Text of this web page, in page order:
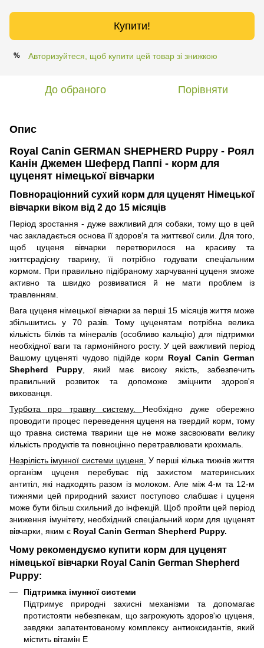
Купити!
% Авторизуйтеся, щоб купити цей товар зі знижкою
До обраного Порівняти
Опис
Royal Canin GERMAN SHEPHERD Puppy - Роял
Канін Джемен Шеферд Паппі - корм для
цуценят німецької вівчарки
Повнораціонний сухий корм для цуценят Німецької
вівчарки віком від 2 до 15 місяців
Період зростання - дуже важливий для собаки, тому що в цей
час закладається основа її здоров'я та життєвої сили. Для того,
щоб цуценя вівчарки перетворилося на красиву та
життєрадісну тварину, її потрібно годувати спеціальним
кормом. При правильно підібраному харчуванні цуценя зможе
активно та швидко розвиватися й не мати проблем із
травленням.
Вага цуценя німецької вівчарки за перші 15 місяців життя може
збільшитись у 70 разів. Тому цуценятам потрібна велика
кількість білків та мінералів (особливо кальцію) для підтримки
необхідної ваги та гармонійного росту. У цей важливий період
Вашому цуценяті чудово підійде корм Royal Canin German
Shepherd Puppy, який має високу якість, забезпечить
правильний розвиток та допоможе зміцнити здоров'я
вихованця.
Турбота про травну систему. Необхідно дуже обережно
проводити процес переведення цуценя на твердий корм, тому
що травна система тварини ще не може засвоювати велику
кількість продуктів та повноцінно перетравлювати крохмаль.
Незрілість імунної системи цуценя. У перші кілька тижнів життя
організм цуценя перебуває під захистом материнських
антитіл, які надходять разом із молоком. Але між 4-м та 12-м
тижнями цей природний захист поступово слабшає і цуценя
може бути більш схильний до інфекцій. Щоб пройти цей період
зниження імунітету, необхідний спеціальний корм для цуценят
вівчарки, яким є Royal Canin German Shepherd Puppy.
Чому рекомендуємо купити корм для цуценят
німецької вівчарки Royal Canin German Shepherd
Puppy:
Підтримка імунної системи
Підтримує природні захисні механізми та допомагає
протистояти небезпекам, що загрожують здоров'ю цуценя,
завдяки запатентованому комплексу антиоксидантів, який
містить вітамін Е